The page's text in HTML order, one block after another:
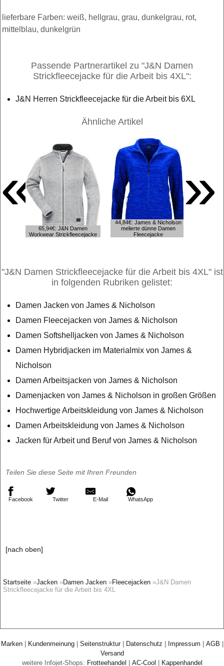
lieferbare Farben: weiß, hellgrau, grau, dunkelgrau, rot,
mittelblau, dunkelgrün
Passende Partnerartikel zu "J&N Damen
Strickfleecejacke für die Arbeit bis 4XL":
J&N Herren Strickfleecejacke für die Arbeit bis 6XL
Ähnliche Artikel
«
65,94€: J&N Damen
Workwear Strickfleecejacke
44,84€: James & Nicholson
melierte dünne Damen
Fleecejacke
»
"J&N Damen Strickfleecejacke für die Arbeit bis 4XL" ist
in folgenden Rubriken gelistet:
Damen Jacken von James & Nicholson
Damen Fleecejacken von James & Nicholson
Damen Softshelljacken von James & Nicholson
Damen Hybridjacken im Materialmix von James &
Nicholson
Damen Arbeitsjacken von James & Nicholson
Damenjacken von James & Nicholson in großen Größen
Hochwertige Arbeitskleidung von James & Nicholson
Damen Arbeitskleidung von James & Nicholson
Jacken für Arbeit und Beruf von James & Nicholson
Teilen Sie diese Seite mit Ihren Freunden
Facebook Twitter E-Mail WhatsApp
[nach oben]
Startseite »Jacken »Damen Jacken »Fleecejacken »J&N Damen
Strickfleecejacke für die Arbeit bis 4XL
Marken| Kundenmeinung| Seitenstruktur| Datenschutz Impressum AGB
Versand
weitere Infojet-Shops: Frotteehandel AC-Cool Kappenhandel